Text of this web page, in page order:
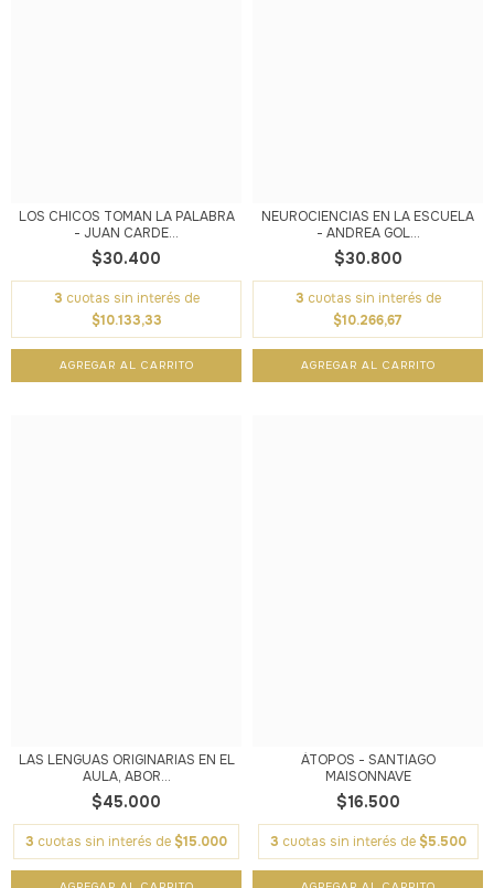
LOS CHICOS TOMAN LA PALABRA
- JUAN CARDE...
$30.400
3 cuotas sin interés de
$10.133,33
NEUROCIENCIAS EN LA ESCUELA
- ANDREA GOL...
$30.800
3 cuotas sin interés de
$10.266,67
LAS LENGUAS ORIGINARIAS EN EL
AULA, ABOR...
$45.000
3 cuotas sin interés de $15.000
ÁTOPOS - SANTIAGO
MAISONNAVE
$16.500
3 cuotas sin interés de $5.500